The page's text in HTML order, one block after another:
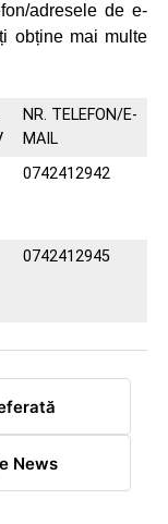
adresele de e-
obține mai multe
NR. TELEFON/E-
MAIL
0742412942
0742412945
News